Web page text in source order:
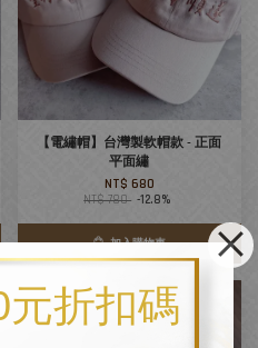
折扣碼
【電繡帽】台灣製軟帽款 - 正面
平面繡
NT$ 680
NT$ 780 -12.8%
加入購物車
優惠